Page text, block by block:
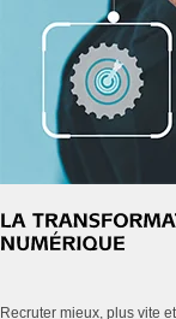
Recruter mieux, plus vite